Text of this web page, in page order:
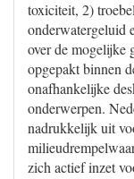
toxiciteit, 2)
onderwatergeluid
over de mogelijke
opgepakt binnen
onafhankelijke
onderwerpen.
nadrukkelijk uit
zich actief inzet